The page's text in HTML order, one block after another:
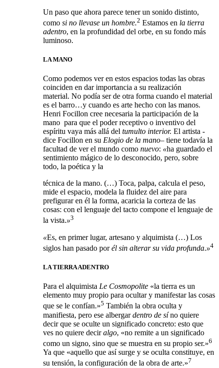
Un paso que ahora parece tener un sonido distinto,
como si no llevase un hombre.2 Estamos en la tierra
adentro, en la profundidad del orbe, en su fondo más
luminoso.
LA MANO
Como podemos ver en estos espacios todas las obras
coinciden en dar importancia a su realización
material. No podía ser de otra forma cuando el material
es el barro…y cuando es arte hecho con las manos.
Henri Focillon cree necesaria la participación de la
mano para que el poder receptivo o inventivo del
espíritu vaya más allá del tumulto interior. El artista -
dice Focillon en su Elogio de la mano– tiene todavía la
facultad de ver el mundo como nuevo: «ha guardado el
sentimiento mágico de lo desconocido, pero, sobre
todo, la poética y la
técnica de la mano. (…) Toca, palpa, calcula el peso,
mide el espacio, modela la fluidez del aire para
prefigurar en él la forma, acaricia la corteza de las
cosas: con el lenguaje del tacto compone el lenguaje de
la vista.»3
«Es, en primer lugar, artesano y alquimista (…) Los
siglos han pasado porél sin alterar su vida profunda.»4
LA TIERRA ADENTRO
Para el alquimista Le Cosmopolite «la tierra es un
elemento muy propio para ocultar y manifestar las cosas
que se le confían.»5 También la obra oculta y
manifiesta, pero ese albergardentro de síno quiere
decir que se oculte un significado concreto: esto que
ves no quiere deciralgo, «no remite a un significado
como un signo, sino que se muestra en su propio ser.»6
Ya que «aquello que así surge y se oculta constituye, en
su tensión, la configuración de la obra de arte.»7